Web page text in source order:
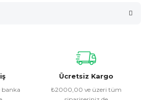
noktaları öneri formunu
teşekkür ederiz.
banka
Ücretsiz Kargo
₺2000,00 ve üzeri tüm